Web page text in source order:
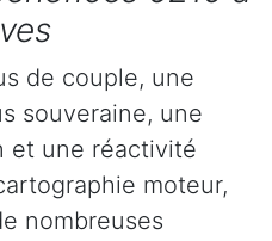
de couple, une
souveraine, une
et une réactivité
moteur,
nombreuses